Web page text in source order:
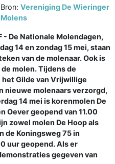
Bron: Vereniging De Wieringer
Molens
- De Nationale Molendagen,
14 en zondag 15 mei, staan
van de molenaar. Ook is
molen. Tijdens de
Gilde van Vrijwillige
nieuwe molenaars verzorgd,
14 mei is korenmolen De
Oever geopend van 11.00
zowel molen De Hoop als
de Koningsweg 75 in
uur geopend. Als er
gegeven van